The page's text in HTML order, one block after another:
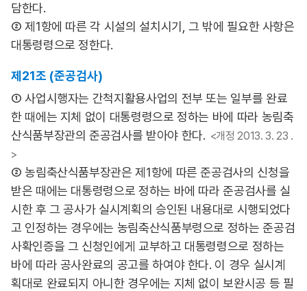
담한다.
② 제1항에 따른 각 시설의 설치시기, 그 밖에 필요한 사항은
대통령령으로 정한다.
제21조 (준공검사)
① 사업시행자는 간척지활용사업의 전부 또는 일부를 완료
한 때에는 지체 없이 대통령령으로 정하는 바에 따라 농림축
산식품부장관의 준공검사를 받아야 한다. <개정 2013. 3. 23 .
>
② 농림축산식품부장관은 제1항에 따른 준공검사의 신청을
받은 때에는 대통령령으로 정하는 바에 따라 준공검사를 실
시한 후 그 공사가 실시계획의 승인된 내용대로 시행되었다
고 인정하는 경우에는 농림축산식품부령으로 정하는 준공검
사확인증을 그 신청인에게 교부하고 대통령령으로 정하는
바에 따라 공사완료의 공고를 하여야 한다. 이 경우 실시계
획대로 완료되지 아니한 경우에는 지체 없이 보완시공 등 필